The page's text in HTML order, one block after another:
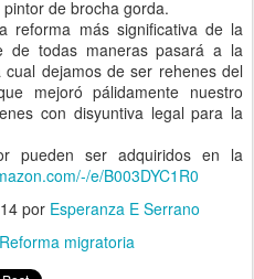
de brocha gorda.
reforma más significativa de la
de todas maneras pasará a la
dejamos de ser rehenes del
mejoró pálidamente nuestro
con disyuntiva legal para la
pueden ser adquiridos en la
e/B003DYC1R0
por Esperanza E Serrano
migratoria